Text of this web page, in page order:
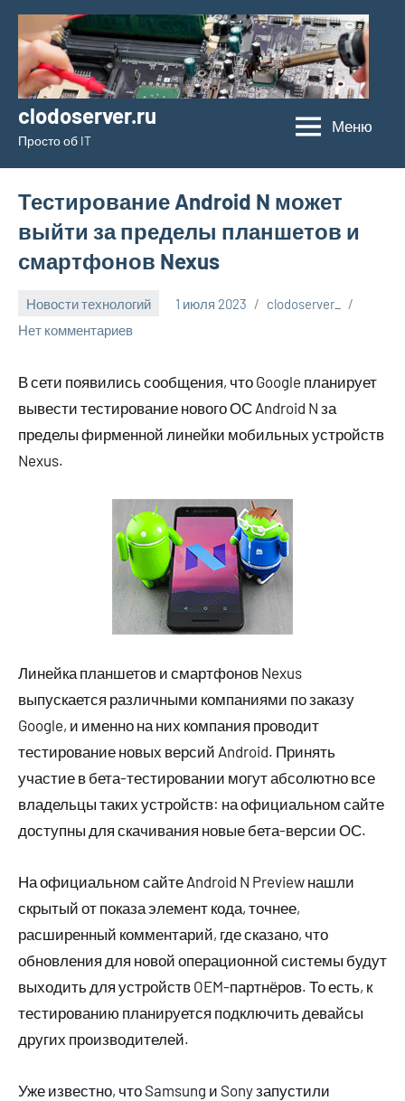
Перейти
содержимому
clodoserver.ru
Просто об IT
Меню
Тестирование Android N может
выйти за пределы планшетов и
смартфонов Nexus
Новости технологий 1 июля 2023
clodoserver_
Нет комментариев
В сети появились сообщения, что Google планирует
вывести тестирование нового ОС Android N за
пределы фирменной линейки мобильных устройств
Nexus.
Линейка планшетов и смартфонов Nexus
выпускается различными компаниями по заказу
Google, и именно на них компания проводит
тестирование новых версий Android. Принять
участие в бета-тестировании могут абсолютно все
владельцы таких устройств: на официальном сайте
доступны для скачивания новые бета-версии ОС.
На официальном сайте Android N Preview нашли
скрытый от показа элемент кода, точнее,
расширенный комментарий, где сказано, что
обновления для новой операционной системы будут
выходить для устройств OEM-партнёров. То есть, к
тестированию планируется подключить девайсы
других производителей.
Уже известно, что Samsung и Sony запустили